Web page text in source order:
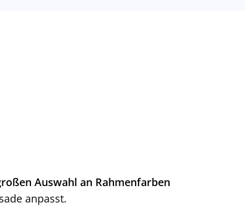
Auswahl an Rahmenfarben
anpasst.